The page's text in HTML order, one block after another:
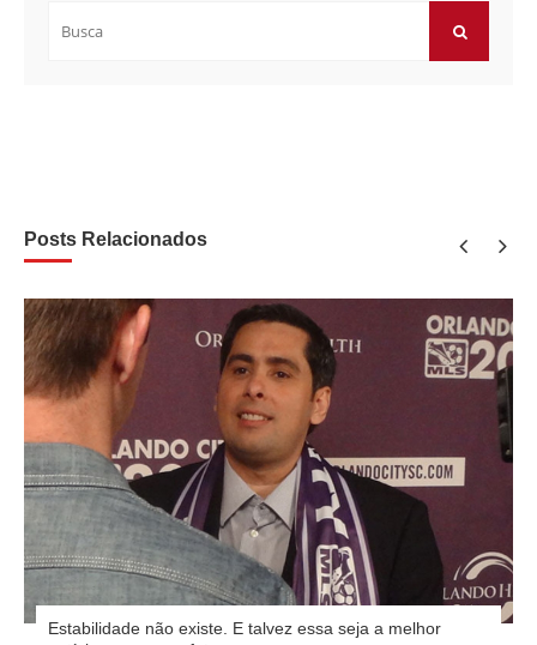
por:
Posts Relacionados
Estabilidade não existe. E talvez essa seja a melhor